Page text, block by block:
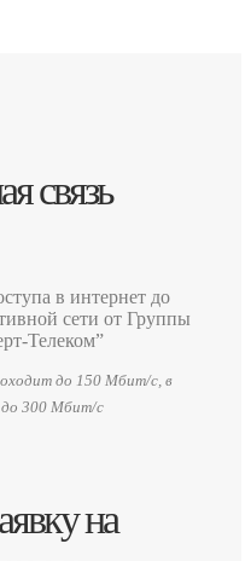
связь
в интернет до
сети от Группы
Телеком”
до 150 Мбит/с, в
до 300 Мбит/с
на